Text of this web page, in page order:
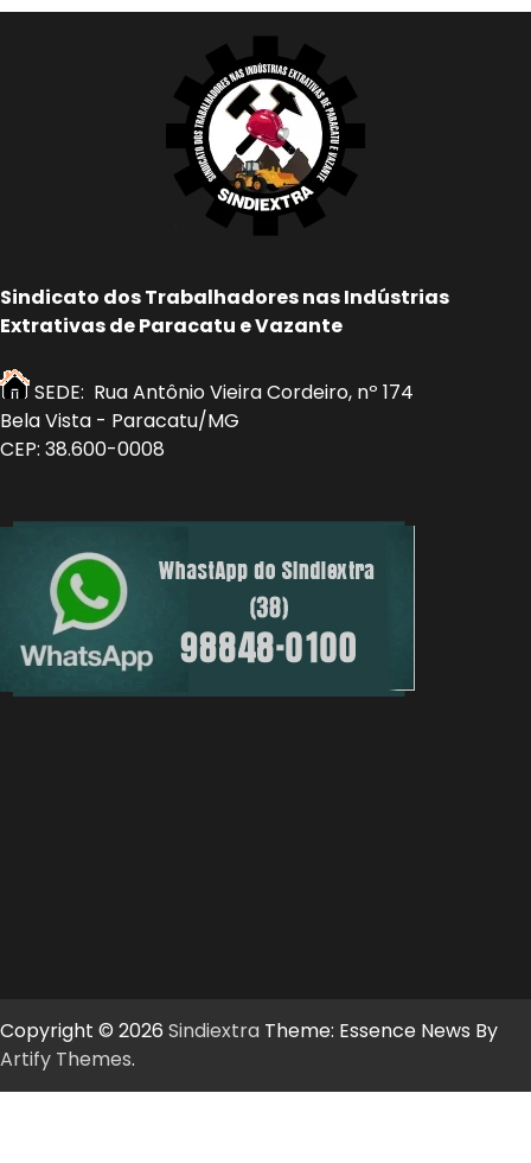
Sindicato dos Trabalhadores nas Indústrias
Extrativas de Paracatu e Vazante
SEDE: Rua Antônio Vieira Cordeiro, nº 174
Bela Vista - Paracatu/MG
CEP: 38.600-0008
Copyright © 2026 Sindiextra Theme: Essence News By
Artify Themes.